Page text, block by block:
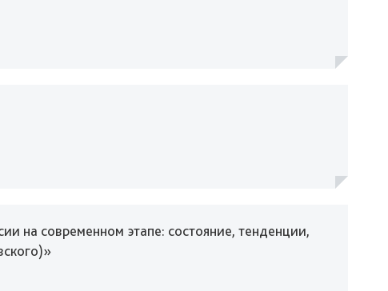
на современном этапе: состояние, тенденции,